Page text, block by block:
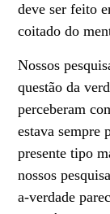
deve ser feito
coitado do
Nossos
questão da
perceberam
estava sempre
presente tipo
nossos
a-verdade